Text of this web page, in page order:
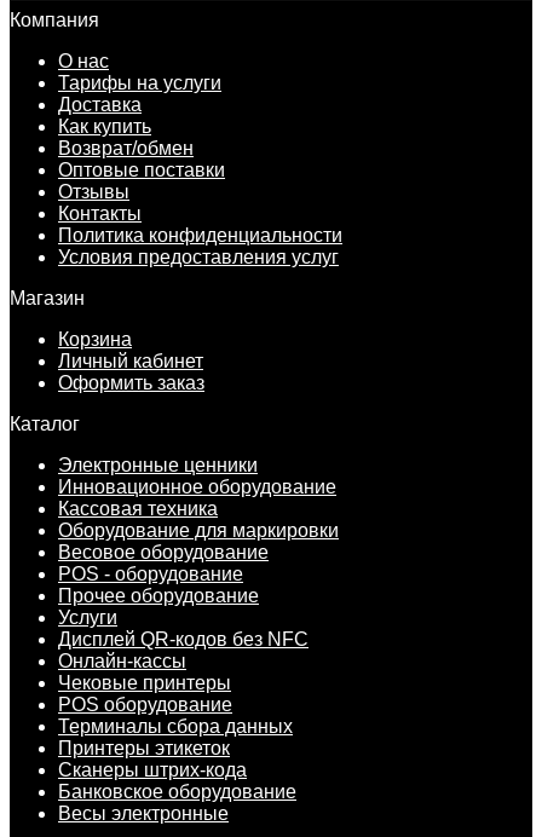
Компания
О нас
Тарифы на услуги
Доставка
Как купить
Возврат/обмен
Оптовые поставки
Отзывы
Контакты
Политика конфиденциальности
Условия предоставления услуг
Магазин
Корзина
Личный кабинет
Оформить заказ
Каталог
Электронные ценники
Инновационное оборудование
Кассовая техника
Оборудование для маркировки
Весовое оборудование
POS - оборудование
Прочее оборудование
Услуги
Дисплей QR-кодов без NFC
Онлайн-кассы
Чековые принтеры
POS оборудование
Терминалы сбора данных
Принтеры этикеток
Сканеры штрих-кода
Банковское оборудование
Весы электронные